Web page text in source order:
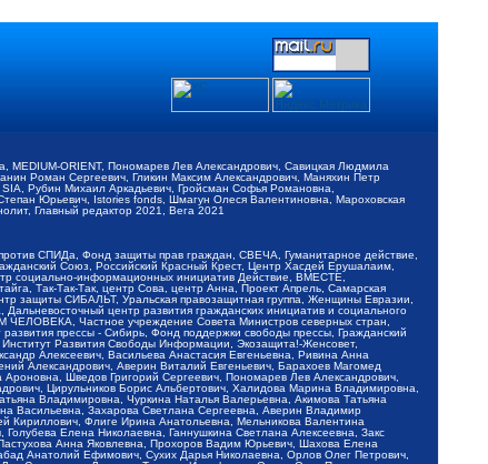
ORIENT, Пономарев Лев Александрович, Савицкая Людмила
Роман Сергеевич, Гликин Максим Александрович, Маняхин Петр
Рубин Михаил Аркадьевич, Гройсман Софья Романовна,
Юрьевич, Istories fonds, Шмагун Олеся Валентиновна, Мароховская
Главный редактор 2021, Вега 2021
СПИДа, Фонд защиты прав граждан, СВЕЧА, Гуманитарное действие,
Союз, Российский Красный Крест, Центр Хасдей Ерушалаим,
социально-информационных инициатив Действие, ВМЕСТЕ,
Так-Так-Так, центр Сова, центр Анна, Проект Апрель, Самарская
защиты СИБАЛЬТ, Уральская правозащитная группа, Женщины Евразии,
центр развития гражданских инициатив и социального
ЧЕЛОВЕКА, Частное учреждение Совета Министров северных стран,
прессы - Сибирь, Фонд поддержки свободы прессы, Гражданский
Развития Свободы Информации, Экозащита!-Женсовет,
Алексеевич, Васильева Анастасия Евгеньевна, Ривина Анна
Александрович, Аверин Виталий Евгеньевич, Барахоев Магомед
Шведов Григорий Сергеевич, Пономарев Лев Александрович,
Цирульников Борис Альбертович, Халидова Марина Владимировна,
Владимировна, Чуркина Наталья Валерьевна, Акимова Татьяна
Васильевна, Захарова Светлана Сергеевна, Аверин Владимир
Кириллович, Флиге Ирина Анатольевна, Мельникова Валентина
Елена Николаевна, Ганнушкина Светлана Алексеевна, Закс
Анна Яковлевна, Прохоров Вадим Юрьевич, Шахова Елена
Анатолий Ефимович, Сухих Дарья Николаевна, Орлов Олег Петрович,